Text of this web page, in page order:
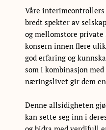
Våre
bredt spekter av
og mellomstore
konsern innen flere
god erfaring og
som i kombinasjon
næringslivet gir dem
Denne allsidigheten
kan sette seg inn i